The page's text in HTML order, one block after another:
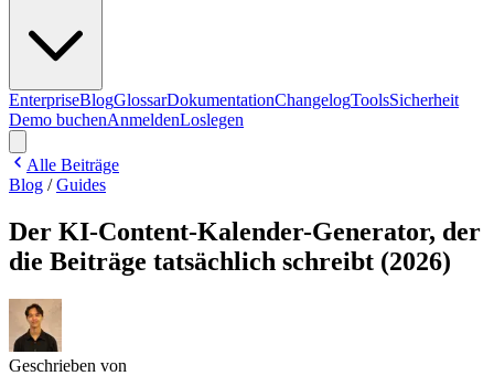
EnterpriseBlogGlossarDokumentationChangelogToolsSicherheit
Demo buchenAnmeldenLoslegen
Alle Beiträge
Blog /Guides
Der KI-Content-Kalender-Generator, der
die Beiträge tatsächlich schreibt (2026)
Geschrieben von